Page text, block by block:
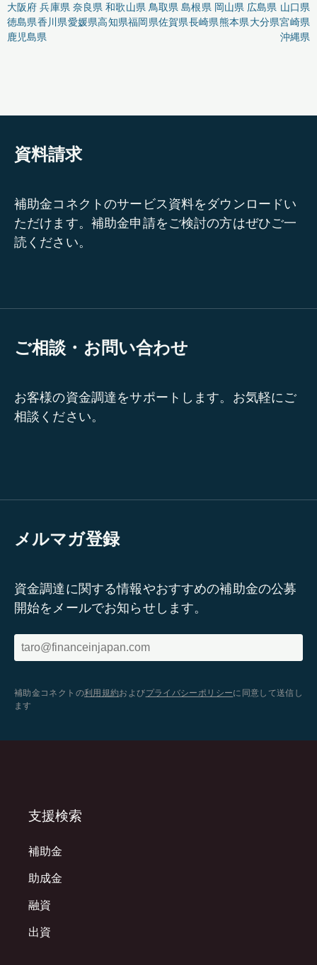
大阪府 兵庫県 奈良県 和歌山県 鳥取県 島根県 岡山県 広島県 山口県
徳島県香川県愛媛県高知県福岡県佐賀県長崎県熊本県大分県宮崎県
鹿児島県
沖縄県
資料請求
補助金コネクトのサービス資料をダウンロードい
ただけます。補助金申請をご検討の方はぜひご一
読ください。
ご相談・お問い合わせ
お客様の資金調達をサポートします。お気軽にご
相談ください。
メルマガ登録
資金調達に関する情報やおすすめの補助金の公募
開始をメールでお知らせします。
補助金コネクトの利用規約およびプライバシーポリシーに同意して送信し
ます
支援検索
補助金
助成金
融資
出資